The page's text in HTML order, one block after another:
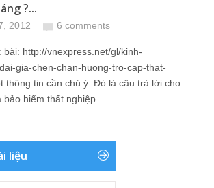
?...
2012 6 comments
bài: http://vnexpress.net/gl/kinh-
gia-chen-chan-huong-tro-cap-that-
thông tin cần chú ý. Đó là câu trả lời cho
hiểm thất nghiệp ...
liệu